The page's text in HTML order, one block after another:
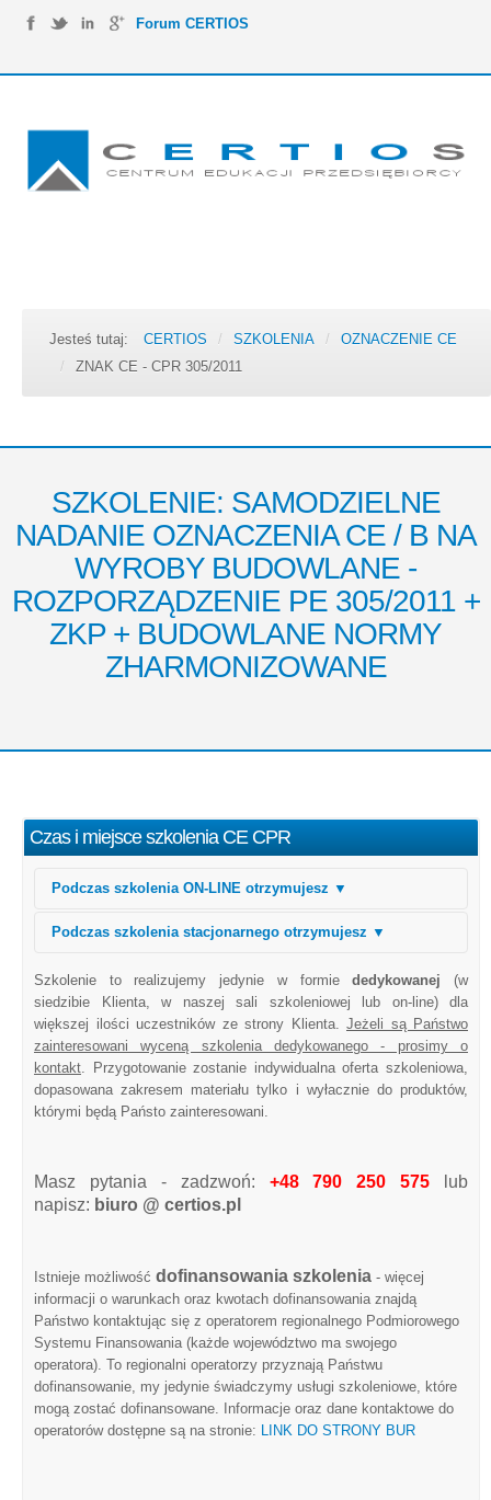
Forum CERTIOS
Jesteś tutaj: CERTIOS / SZKOLENIA /
OZNACZENIE CE
/
ZNAK CE - CPR 305/2011
SZKOLENIE: SAMODZIELNE
NADANIE OZNACZENIA CE / B NA
WYROBY BUDOWLANE -
ROZPORZĄDZENIE PE 305/2011 +
ZKP + BUDOWLANE NORMY
ZHARMONIZOWANE
Czas i miejsce szkolenia CE CPR
Podczas szkolenia ON-LINE otrzymujesz ▼
Podczas szkolenia stacjonarnego otrzymujesz ▼
Szkolenie to realizujemy jedynie w formiededykowanej (w
siedzibie Klienta, w naszej sali szkoleniowej lub on-line) dla
większej ilości uczestników ze strony Klienta. Jeżeli są Państwo
zainteresowani wyceną szkolenia dedykowanego - prosimy o
kontakt . Przygotowanie zostanie indywidualna oferta szkoleniowa,
dopasowana zakresem materiału tylko i wyłacznie do produktów,
którymi będą Państo zainteresowani.
Masz pytania - zadzwoń: +48 790 250 575 lub
napisz: biuro @ certios.pl
Istnieje możliwość dofinansowania szkolenia - więcej
informacji o warunkach oraz kwotach dofinansowania znajdą
Państwo kontaktując się z operatorem regionalnego Podmiorowego
Systemu Finansowania (każde województwo ma swojego
operatora). To regionalni operatorzy przyznają Państwu
dofinansowanie, my jedynie świadczymy usługi szkoleniowe, które
mogą zostać dofinansowane. Informacje oraz dane kontaktowe do
operatorów dostępne są na stronie: LINK DO STRONY BUR